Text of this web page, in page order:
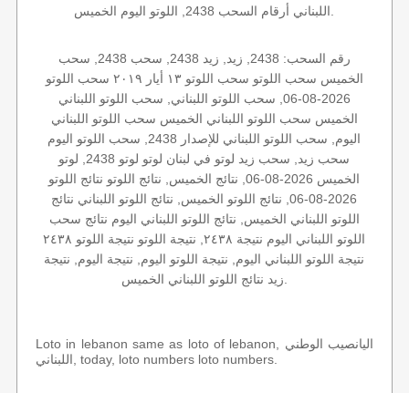
رقم السحب: 2438, زيد, زيد 2438, سحب 2438, سحب
الخميس سحب اللوتو سحب اللوتو ١٣ أيار ٢٠١٩ سحب اللوتو
2026-08-06, سحب اللوتو اللبناني, سحب اللوتو اللبناني
الخميس سحب اللوتو اللبناني الخميس سحب اللوتو اللبناني
اليوم, سحب اللوتو اللبناني للإصدار 2438, سحب اللوتو اليوم
سحب زيد, سحب زيد لوتو في لبنان لوتو لوتو 2438, لوتو
الخميس 2026-08-06, نتائج الخميس, نتائج اللوتو نتائج اللوتو
2026-08-06, نتائج اللوتو الخميس, نتائج اللوتو اللبناني نتائج
اللوتو اللبناني الخميس, نتائج اللوتو اللبناني اليوم نتائج سحب
اللوتو اللبناني اليوم نتيجة ٢٤٣٨, نتيجة اللوتو نتيجة اللوتو ٢٤٣٨
نتيجة اللوتو اللبناني اليوم, نتيجة اللوتو اليوم, نتيجة اليوم, نتيجة
Loto in lebanon same as loto of lebanon, اليانصيب الوطني
اللبناني, today, loto numbers loto numbers.